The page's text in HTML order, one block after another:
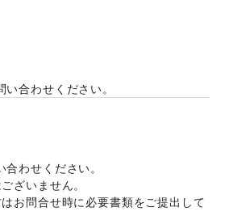
ガジェット
合わせください。
わせください。
ざいません。
お問合せ時に必要書類をご提出して